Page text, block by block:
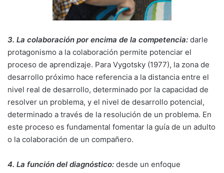
3. La colaboración por encima de la competencia: darle
protagonismo a la colaboración permite potenciar el
proceso de aprendizaje. Para Vygotsky (1977), la zona de
desarrollo próximo hace referencia a la distancia entre el
nivel real de desarrollo, determinado por la capacidad de
resolver un problema, y el nivel de desarrollo potencial,
determinado a través de la resolución de un problema. En
este proceso es fundamental fomentar la guía de un adulto
o la colaboración de un compañero.
4. La función del diagnóstico: desde un enfoque